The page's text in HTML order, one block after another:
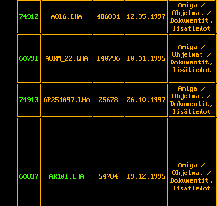
74912 AOL6.LHA 486831 12.05.1997
Amiga /
Ohjelmat /
Dokumentit,
lisätiedot
60791 AORM_22.LHA 140796 10.01.1995
Amiga /
Ohjelmat /
Dokumentit,
lisätiedot
74913 AP251097.LHA 25678 26.10.1997
Amiga /
Ohjelmat /
Dokumentit,
lisätiedot
60837 AR101.LHA 54784 19.12.1995
Amiga /
Ohjelmat /
Dokumentit,
lisätiedot